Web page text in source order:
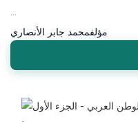
مؤلفمحمد جابر الأنصاري